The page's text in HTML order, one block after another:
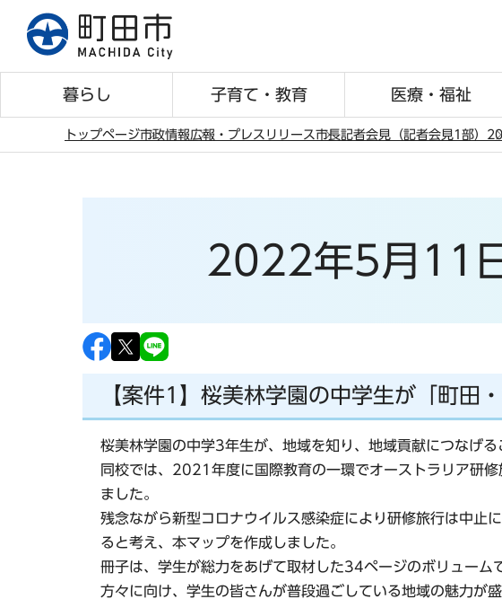
先
暮らし 子育て・教育 医療・福祉
トップページ市政情報広報・プレスリリース市長記者会見（記者会見1部）
2022年5月11
【案件1】桜美林学園の中学生が「町田
桜美林学園の中学3年生が、地域を知り、地域貢献につなげ
同校では、2021年度に国際教育の一環でオーストラリア研
ました。
残念ながら新型コロナウイルス感染症により研修旅行は中止
ると考え、本マップを作成しました。
冊子は、学生が総力をあげて取材した34ページのボリュー
方々に向け、学生の皆さんが普段過ごしている地域の魅力が